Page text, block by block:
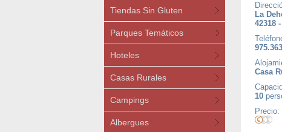
Tiendas Sin Gluten
Parques Temáticos
Hoteles
Casas Rurales
Campings
Albergues
La
42318
Casa
10
Precio: